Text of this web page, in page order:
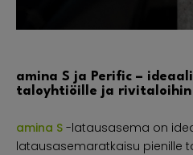
amina S ja Perific –
taloyhtiöille ja rivitaloihin
amina S -latausasema on
latausasemaratkaisu pienille